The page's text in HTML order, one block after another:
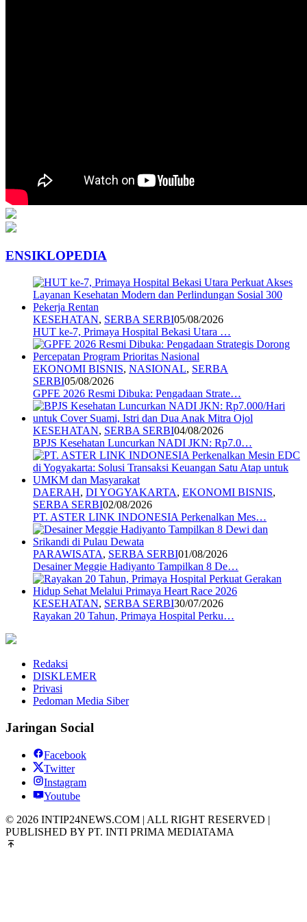
ENSIKLOPEDIA
KESEHATAN, SERBA SERBI05/08/2026
HUT ke-7, Primaya Hospital Bekasi Utara …
EKONOMI BISNIS, NASIONAL, SERBA
SERBI05/08/2026
GPFE 2026 Resmi Dibuka: Pengadaan Strate…
KESEHATAN, SERBA SERBI04/08/2026
BPJS Kesehatan Luncurkan NADI JKN: Rp7.0…
DAERAH, DI YOGYAKARTA, EKONOMI BISNIS,
SERBA SERBI02/08/2026
PT. ASTER LINK INDONESIA Perkenalkan Mes…
PARAWISATA, SERBA SERBI01/08/2026
Desainer Meggie Hadiyanto Tampilkan 8 De…
KESEHATAN, SERBA SERBI30/07/2026
Rayakan 20 Tahun, Primaya Hospital Perku…
Redaksi
DISKLEMER
Privasi
Pedoman Media Siber
Jaringan Social
Facebook
Twitter
Instagram
Youtube
© 2026 INTIP24NEWS.COM | ALL RIGHT RESERVED |
PUBLISHED BY PT. INTI PRIMA MEDIATAMA